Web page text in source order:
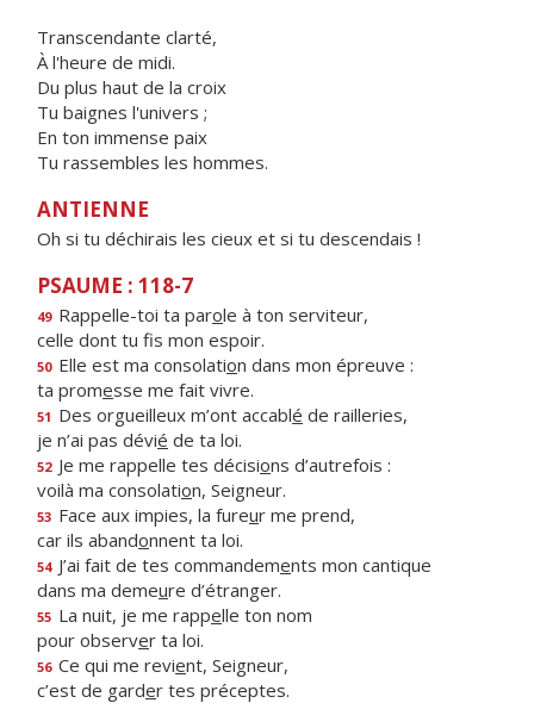
Transcendante clarté,
À l'heure de midi.
Du plus haut de la croix
Tu baignes l'univers ;
En ton immense paix
Tu rassembles les hommes.
ANTIENNE
Oh si tu déchirais les cieux et si tu descendais !
PSAUME : 118-7
49 Rappelle-toi ta parole à ton serviteur,
celle dont tu fs mon espoir.
50 Elle est ma consolation dans mon épreuve :
ta promesse me fait vivre.
51 Des orgueilleux m’ont accablé de railleries,
je n’ai pas dévié de ta loi.
52 Je me rappelle tes décisions d’autrefois :
voilà ma consolation, Seigneur.
53 Face aux impies, la fureur me prend,
car ils abandonnent ta loi.
54 J’ai fait de tes commandements mon cantique
dans ma demeure d’étranger.
55 La nuit, je me rappelle ton nom
pour observer ta loi.
56 Ce qui me revient, Seigneur,
c’est de garder tes préceptes.